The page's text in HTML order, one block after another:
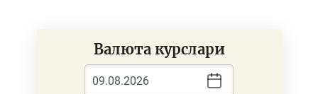
Валюта курслари